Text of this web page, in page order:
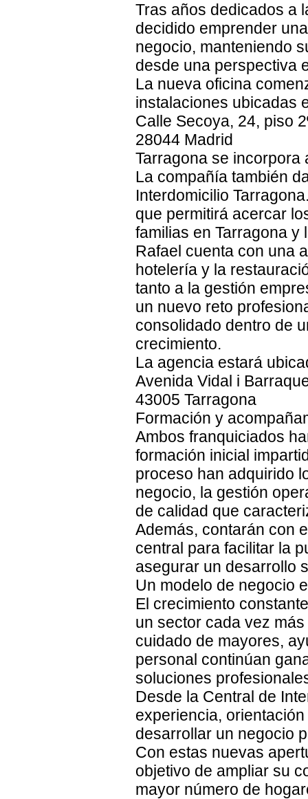
Tras años dedicados a
decidido emprender
negocio, manteniendo
desde una perspectiva
La nueva oficina
instalaciones ubicadas
Calle Secoya, 24, piso
28044 Madrid
Tarragona se incorpora
La compañía también
Interdomicilio
que permitirá acercar
familias en Tarragona
Rafael cuenta con una
hotelería y la
tanto a la gestión
un nuevo reto
consolidado dentro de
crecimiento.
La agencia estará
Avenida Vidal i
43005 Tarragona
Formación y
Ambos franquiciados
formación inicial
proceso han adquirido
negocio, la gestión
de calidad que
Además, contarán con
central para facilitar la
asegurar un desarrollo
Un modelo de negocio
El crecimiento
un sector cada vez
cuidado de mayores,
personal continúan
soluciones
Desde la Central de
experiencia,
desarrollar un negocio
Con estas nuevas
objetivo de ampliar su
mayor número de